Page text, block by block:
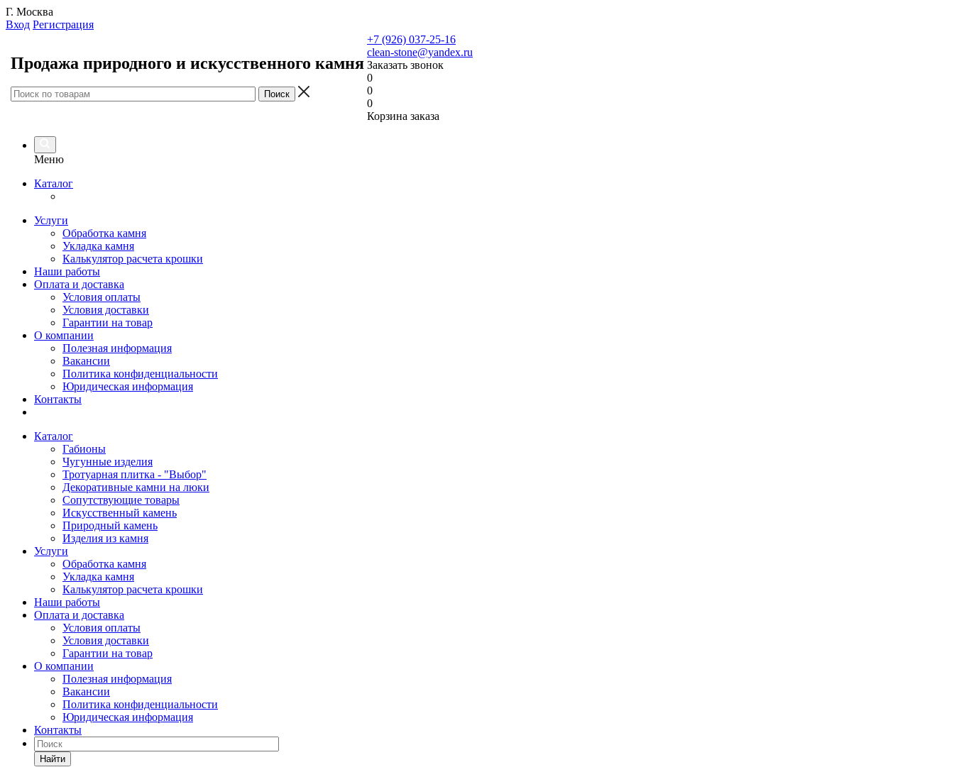
Г. Москва
Вход Регистрация
Продажа природного и искусственного камня
+7 (926) 037-25-16
clean-stone@yandex.ru
Заказать звонок
0
0
0
Корзина заказа
Меню
Каталог
Услуги
Обработка камня
Укладка камня
Калькулятор расчета крошки
Наши работы
Оплата и доставка
Условия оплаты
Условия доставки
Гарантии на товар
О компании
Полезная информация
Вакансии
Политика конфиденциальности
Юридическая информация
Контакты
Каталог
Габионы
Чугунные изделия
Тротуарная плитка - "Выбор"
Декоративные камни на люки
Сопутствующие товары
Искусственный камень
Природный камень
Изделия из камня
Услуги
Обработка камня
Укладка камня
Калькулятор расчета крошки
Наши работы
Оплата и доставка
Условия оплаты
Условия доставки
Гарантии на товар
О компании
Полезная информация
Вакансии
Политика конфиденциальности
Юридическая информация
Контакты
Найти